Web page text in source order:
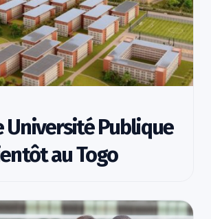
Université Publique
au Togo